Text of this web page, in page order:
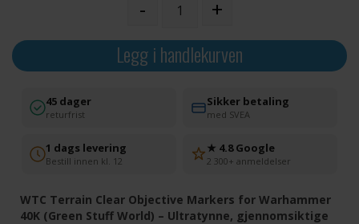
- +
Legg i handlekurven
45 dager
returfrist
Sikker betaling
med SVEA
1 dags levering
Bestill innen kl. 12
★ 4.8 Google
2 300+ anmeldelser
WTC Terrain Clear Objective Markers for Warhammer
40K (Green Stuff World) – Ultratynne, gjennomsiktige